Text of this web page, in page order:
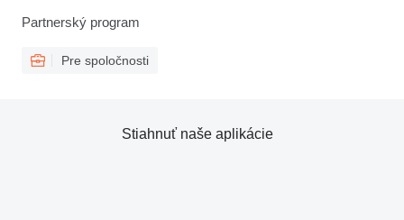
Partnerský program
Pre spoločnosti
Stiahnuť naše aplikácie